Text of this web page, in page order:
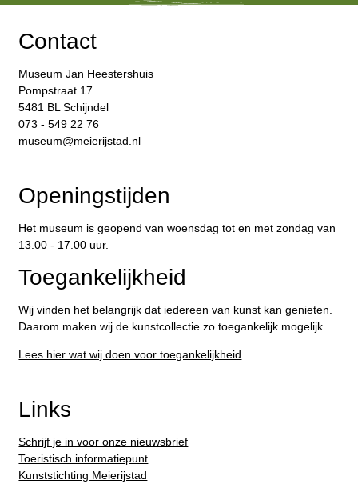
Contact
Museum Jan Heestershuis
Pompstraat 17
5481 BL Schijndel
073 - 549 22 76
​museum@meierijstad.nl
Openingstijden
Het museum is geopend van woensdag tot en met zondag van
13.00 - 17.00 uur.
Toegankelijkheid
Wij vinden het belangrijk dat iedereen van kunst kan genieten.
Daarom maken wij de kunstcollectie zo toegankelijk mogelijk.
Lees hier wat wij doen voor toegankelijkheid
Links
Schrijf je in voor onze nieuwsbrief
Toeristisch informatiepunt
Kunststichting Meierijstad